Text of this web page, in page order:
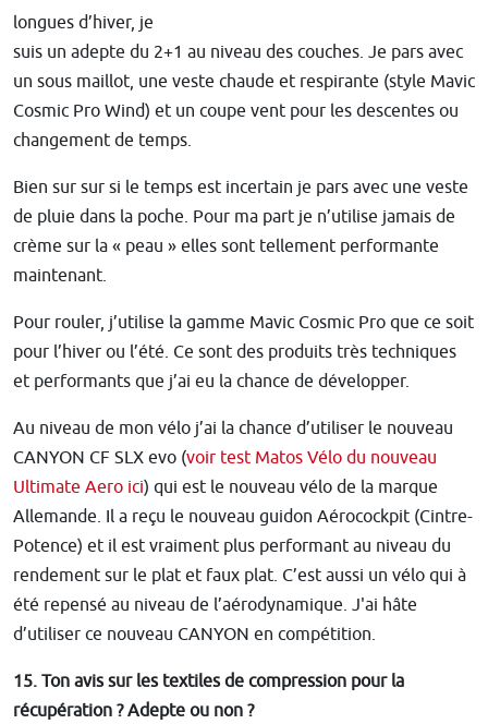
longues d’hiver, je
suis un adepte du 2+1 au niveau des couches. Je pars avec
un sous maillot, une veste chaude et respirante (style Mavic
Cosmic Pro Wind) et un coupe vent pour les descentes ou
changement de temps.
Bien sur sur si le temps est incertain je pars avec une veste
de pluie dans la poche. Pour ma part je n’utilise jamais de
crème sur la « peau » elles sont tellement performante
maintenant.
Pour rouler, j’utilise la gamme Mavic Cosmic Pro que ce soit
pour l’hiver ou l’été. Ce sont des produits très techniques
et performants que j’ai eu la chance de développer.
Au niveau de mon vélo j’ai la chance d’utiliser le nouveau
CANYON CF SLX evo (voir test Matos Vélo du nouveau
Ultimate Aero ici) qui est le nouveau vélo de la marque
Allemande. Il a reçu le nouveau guidon Aérocockpit (Cintre-
Potence) et il est vraiment plus performant au niveau du
rendement sur le plat et faux plat. C’est aussi un vélo qui à
été repensé au niveau de l’aérodynamique. J'ai hâte
d’utiliser ce nouveau CANYON en compétition.
15. Ton avis sur les textiles de compression pour la
récupération ? Adepte ou non ?